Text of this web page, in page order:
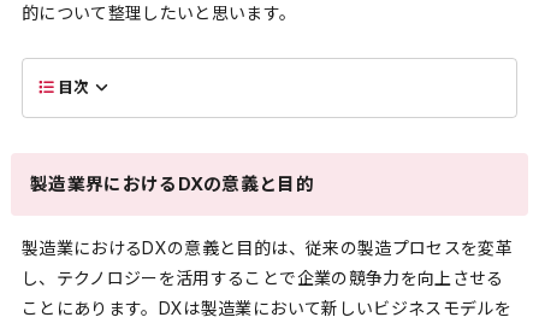
的について整理したいと思います。
目次
製造業界におけるDXの意義と目的
製造業におけるDXの意義と目的は、従来の製造プロセスを変革
し、テクノロジーを活用することで企業の競争力を向上させる
ことにあります。DXは製造業において新しいビジネスモデルを